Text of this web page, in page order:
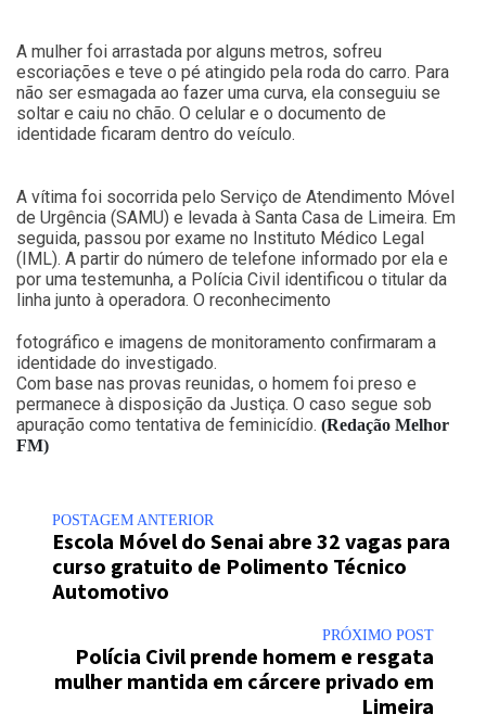
A mulher foi arrastada por alguns metros, sofreu
escoriações e teve o pé atingido pela roda do carro. Para
não ser esmagada ao fazer uma curva, ela conseguiu se
soltar e caiu no chão. O celular e o documento de
identidade ficaram dentro do veículo.
A vítima foi socorrida pelo Serviço de Atendimento Móvel
de Urgência (SAMU) e levada à Santa Casa de Limeira. Em
seguida, passou por exame no Instituto Médico Legal
(IML). A partir do número de telefone informado por ela e
por uma testemunha, a Polícia Civil identificou o titular da
linha junto à operadora. O reconhecimento
fotográfico e imagens de monitoramento confirmaram a
identidade do investigado.
Com base nas provas reunidas, o homem foi preso e
permanece à disposição da Justiça. O caso segue sob
apuração como tentativa de feminicídio. (Redação Melhor
FM)
POSTAGEM ANTERIOR
Escola Móvel do Senai abre 32 vagas para
curso gratuito de Polimento Técnico
Automotivo
PRÓXIMO POST
Polícia Civil prende homem e resgata
mulher mantida em cárcere privado em
Limeira